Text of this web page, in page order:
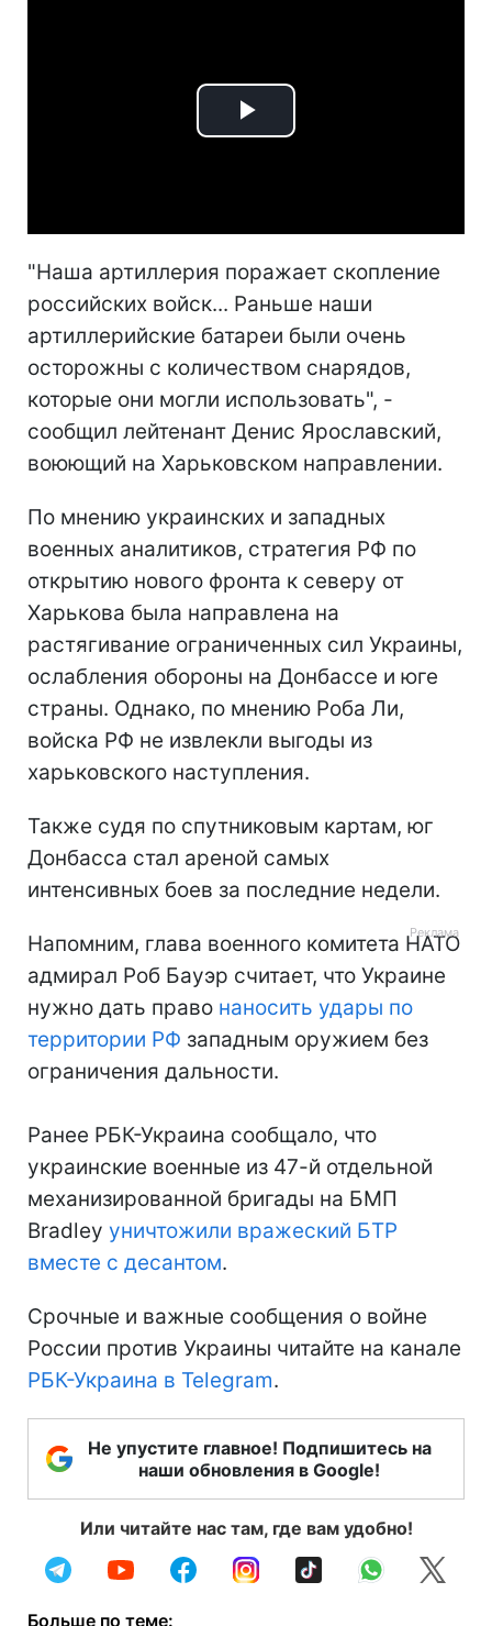
Play
"Наша артиллерия поражает скопление
российских войск... Раньше наши
артиллерийские батареи были очень
осторожны с количеством снарядов,
которые они могли использовать", -
сообщил лейтенант Денис Ярославский,
воюющий на Харьковском направлении.
По мнению украинских и западных
военных аналитиков, стратегия РФ по
открытию нового фронта к северу от
Харькова была направлена на
растягивание ограниченных сил Украины,
ослабления обороны на Донбассе и юге
страны. Однако, по мнению Роба Ли,
войска РФ не извлекли выгоды из
харьковского наступления.
Также судя по спутниковым картам, юг
Донбасса стал ареной самых
интенсивных боев за последние недели.
Напомним, глава военного комитета НАТО
адмирал Роб Бауэр считает, что Украине
нужно дать право наносить удары по
территории РФ западным оружием без
ограничения дальности.
Ранее РБК-Украина сообщало, что
украинские военные из 47-й отдельной
механизированной бригады на БМП
Bradley уничтожили вражеский БТР
вместе с десантом.
Срочные и важные сообщения о войне
России против Украины читайте на канале
РБК-Украина в Telegram.
Не упустите главное! Подпишитесь на
наши обновления в Google!
Или читайте нас там, где вам удобно!
Больше по теме: